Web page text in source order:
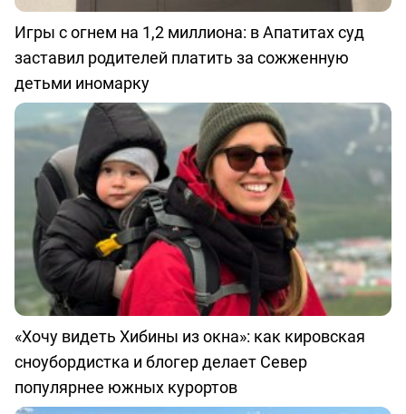
Игры с огнем на 1,2 миллиона: в Апатитах суд
заставил родителей платить за сожженную
детьми иномарку
«Хочу видеть Хибины из окна»: как кировская
сноубордистка и блогер делает Север
популярнее южных курортов